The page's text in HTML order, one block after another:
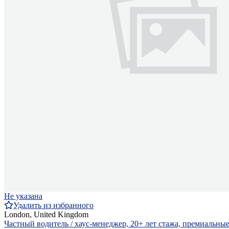
Не указана
Удалить из избранного
London, United Kingdom
Частный водитель / хаус-менеджер, 20+ лет стажа,